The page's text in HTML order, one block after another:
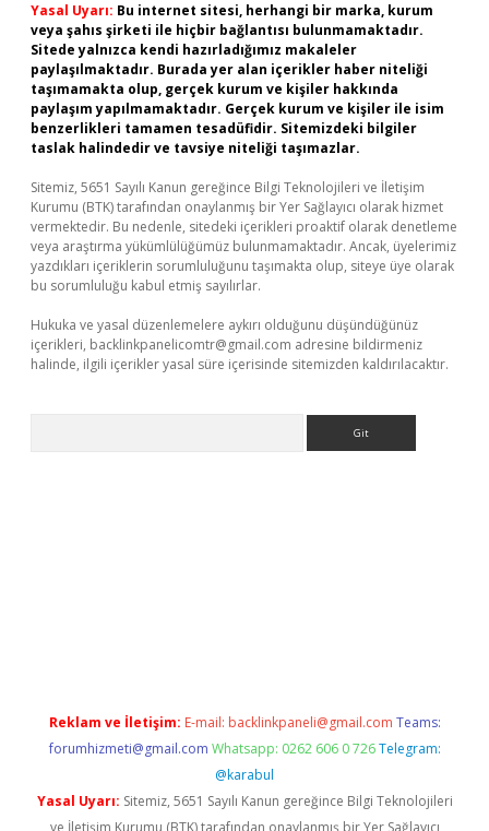
Yasal Uyarı: Bu internet sitesi, herhangi bir marka, kurum
veya şahıs şirketi ile hiçbir bağlantısı bulunmamaktadır.
Sitede yalnızca kendi hazırladığımız makaleler
paylaşılmaktadır. Burada yer alan içerikler haber niteliği
taşımamakta olup, gerçek kurum ve kişiler hakkında
paylaşım yapılmamaktadır. Gerçek kurum ve kişiler ile isim
benzerlikleri tamamen tesadüfidir. Sitemizdeki bilgiler
taslak halindedir ve tavsiye niteliği taşımazlar.
Sitemiz, 5651 Sayılı Kanun gereğince Bilgi Teknolojileri ve İletişim
Kurumu (BTK) tarafından onaylanmış bir Yer Sağlayıcı olarak hizmet
vermektedir. Bu nedenle, sitedeki içerikleri proaktif olarak denetleme
veya araştırma yükümlülüğümüz bulunmamaktadır. Ancak, üyelerimiz
yazdıkları içeriklerin sorumluluğunu taşımakta olup, siteye üye olarak
bu sorumluluğu kabul etmiş sayılırlar.
Hukuka ve yasal düzenlemelere aykırı olduğunu düşündüğünüz
içerikleri, backlinkpanelicomtr@gmail.com adresine bildirmeniz
halinde, ilgili içerikler yasal süre içerisinde sitemizden kaldırılacaktır.
Reklam ve İletişim: E-mail: backlinkpaneli@gmail.com Teams:
forumhizmeti@gmail.com Whatsapp: 0262 606 0 726 Telegram:
@karabul
Yasal Uyarı: Sitemiz, 5651 Sayılı Kanun gereğince Bilgi Teknolojileri
ve İletişim Kurumu (BTK) tarafından onaylanmış bir Yer Sağlayıcı